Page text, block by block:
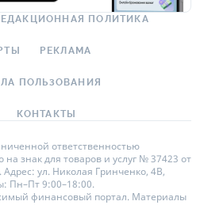
ПОЛИТИКА
РЕКЛАМА
ПОЛЬЗОВАНИЯ
КОНТАКТЫ
ответственностью
знак для товаров и услуг № 37423 от
ул. Николая Гринченко, 4В,
Пн–Пт 9:00–18:00.
финансовый портал. Материалы